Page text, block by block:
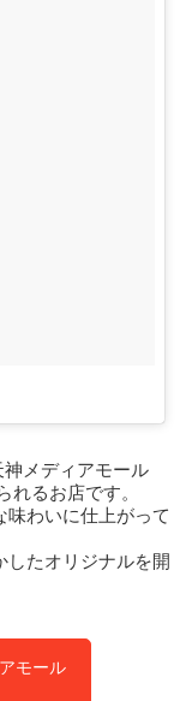
メディアモール
れるお店です。
味わいに仕上がって
したオリジナルを開
モール